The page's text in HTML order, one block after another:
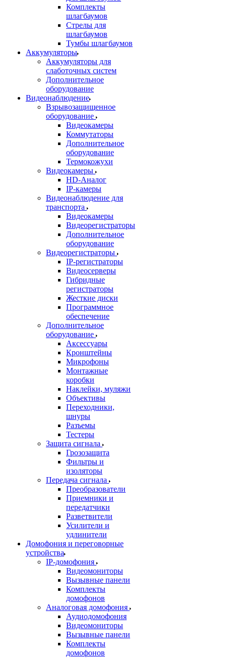
Комплекты
шлагбаумов
Стрелы для
шлагбаумов
Тумбы шлагбаумов
Аккумуляторы
Аккумуляторы для
слаботочных систем
Дополнительное
оборудование
Видеонаблюдение
Взрывозащищенное
оборудование
Видеокамеры
Коммутаторы
Дополнительное
оборудование
Термокожухи
Видеокамеры
HD-Аналог
IP-камеры
Видеонаблюдение для
транспорта
Видеокамеры
Видеорегистраторы
Дополнительное
оборудование
Видеорегистраторы
IP-регистраторы
Видеосерверы
Гибридные
регистраторы
Жесткие диски
Программное
обеспечение
Дополнительное
оборудование
Аксессуары
Кронштейны
Микрофоны
Монтажные
коробки
Наклейки, муляжи
Объективы
Переходники,
шнуры
Разъемы
Тестеры
Защита сигнала
Грозозащита
Фильтры и
изоляторы
Передача сигнала
Преобразователи
Приемники и
передатчики
Разветвители
Усилители и
удлинители
Домофония и переговорные
устройства
IP-домофония
Видеомониторы
Вызывные панели
Комплекты
домофонов
Аналоговая домофония
Аудиодомофония
Видеомониторы
Вызывные панели
Комплекты
домофонов